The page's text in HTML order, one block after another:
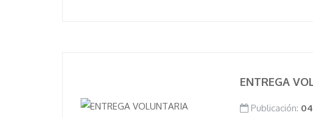
ENTREGA
Publicación: